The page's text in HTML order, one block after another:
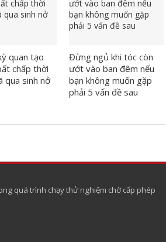
quan tạo
chấp thời
qua sinh nở
Đừng ngủ khi tóc còn
ướt vào ban đêm nếu
bạn không muốn gặp
phải 5 vấn đề sau
quá trình chạy thử nghiệm chờ cấp phép